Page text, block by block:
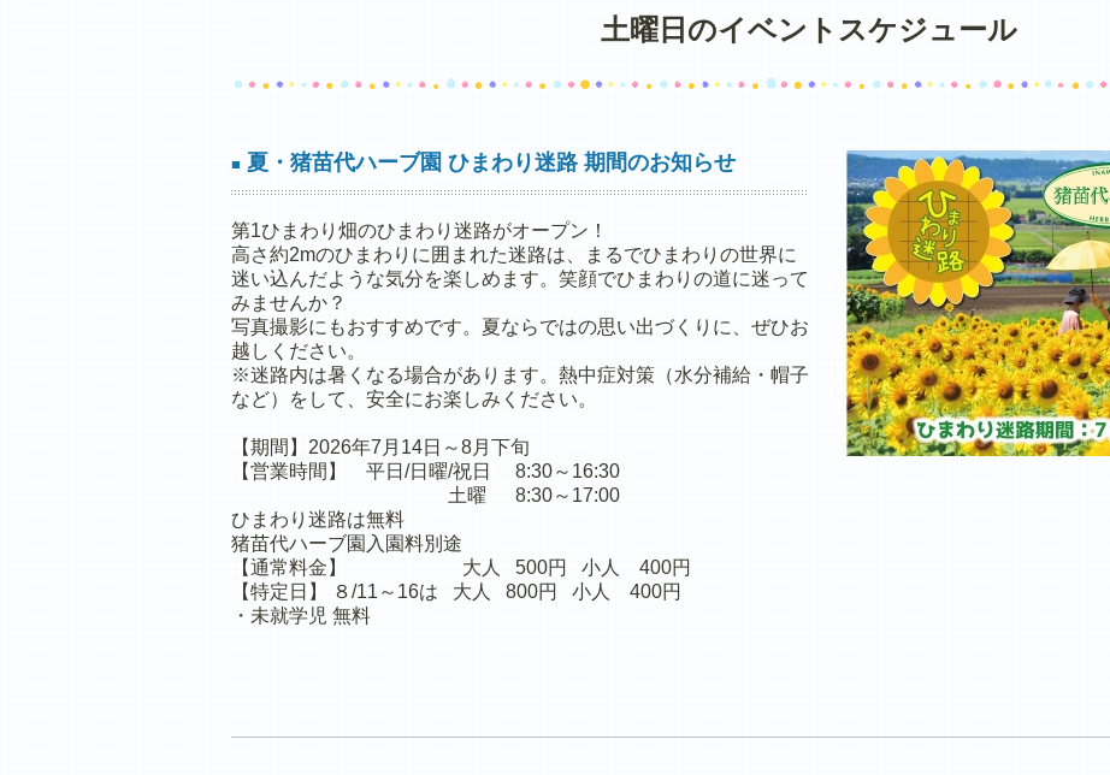
土曜日のイベントスケジュール
■ 夏・猪苗代ハーブ園 ひまわり迷路 期間のお知らせ
第1ひまわり畑のひまわり迷路がオープン！
高さ約2mのひまわりに囲まれた迷路は、まるでひまわりの世界に
迷い込んだような気分を楽しめます。笑顔でひまわりの道に迷って
みませんか？
写真撮影にもおすすめです。夏ならではの思い出づくりに、ぜひお
越しください。
※迷路内は暑くなる場合があります。熱中症対策（水分補給・帽子
など）をして、安全にお楽しみください。
【期間】2026年7月14日～8月下旬
【営業時間】 平日/日曜/祝日 8:30～16:30
土曜 8:30～17:00
ひまわり迷路は無料
猪苗代ハーブ園入園料別途
【通常料金】 大人 500円 小人 400円
【特定日】 ８/11～16は 大人 800円 小人 400円
・未就学児 無料